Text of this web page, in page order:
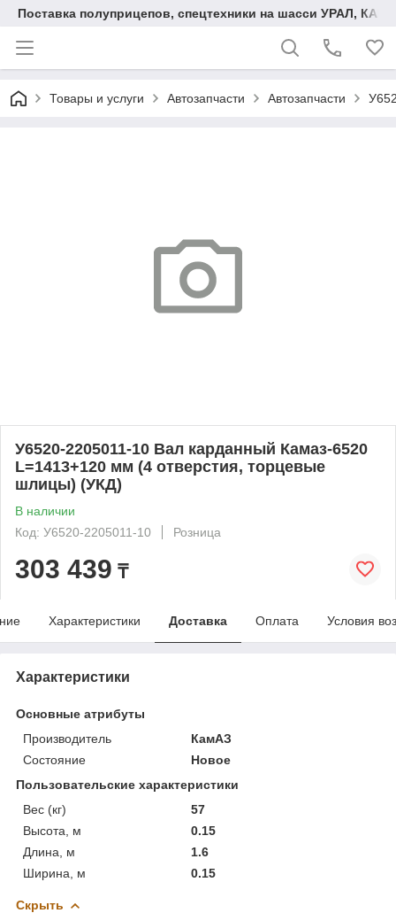
Поставка полуприцепов, спецтехники на шасси УРАЛ,
Товары и услуги Автозапчасти Автозапчасти
У6520-2205011-10 Вал карданный Камаз-6520
L=1413+120 мм (4 отверстия, торцевые
шлицы) (УКД)
В наличии
Код: У6520-2205011-10
Розница
303 439 ₸
Характеристики Доставка Оплата Условия
Характеристики
Основные атрибуты
Производитель
КамАЗ
Состояние
Новое
Пользовательские характеристики
Вес (кг)
57
Высота, м
0.15
Длина, м
1.6
Ширина, м
0.15
Скрыть